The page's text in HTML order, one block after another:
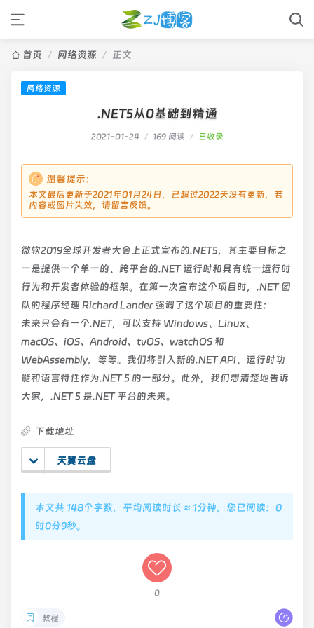
首页 / 网络资源 / 正文
网络资源
.NET5从0基础到精通
2021-01-24 / 169 阅读 / 已收录
温馨提示：
本文最后更新于2021年01月24日，已超过2022天没有更新，若
内容或图片失效，请留言反馈。
微软2019全球开发者大会上正式宣布的.NET5，其主要目标之
一是提供一个单一的、跨平台的.NET 运行时和具有统一运行时
行为和开发者体验的框架。在第一次宣布这个项目时，.NET 团
队的程序经理 Richard Lander 强调了这个项目的重要性：
未来只会有一个.NET，可以支持 Windows、Linux、
macOS、iOS、Android、tvOS、watchOS 和
WebAssembly，等等。我们将引入新的.NET API、运行时功
能和语言特性作为.NET 5 的一部分。此外，我们想清楚地告诉
大家，.NET 5 是.NET 平台的未来。
下载地址
天翼云盘
本文共 148个字数，平均阅读时长 ≈ 1分钟，您已阅读：0
时0分9秒。
0
教程